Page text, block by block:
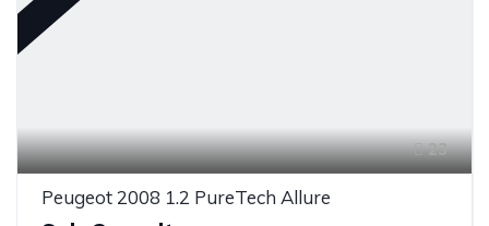
23
Peugeot 2008 1.2 PureTech Allure